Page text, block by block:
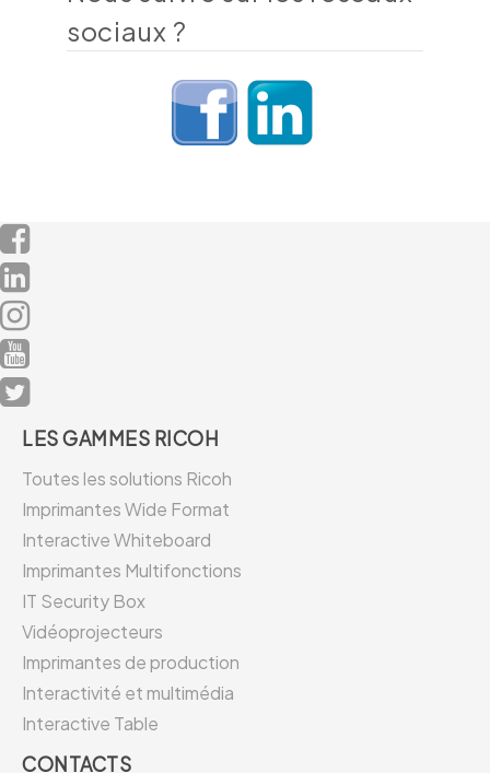
sociaux ?
LES GAMMES RICOH
Toutes les solutions Ricoh
Imprimantes Wide Format
Interactive Whiteboard
Imprimantes Multifonctions
IT Security Box
Vidéoprojecteurs
Imprimantes de production
Interactivité et multimédia
Interactive Table
CONTACTS